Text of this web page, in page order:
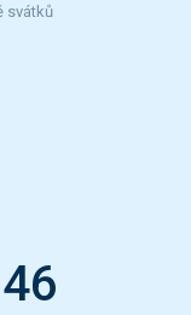
svátků